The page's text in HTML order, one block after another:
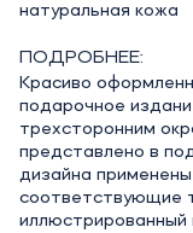
натуральная кожа
ПОДРОБНЕЕ:
Красиво
подарочное
трехсторонним
представлено в
дизайна
соответствующие
иллюстрированный